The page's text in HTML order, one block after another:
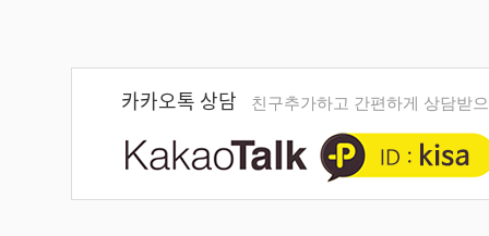
카카오톡 상담 친구추가하고 간편하게 상담받